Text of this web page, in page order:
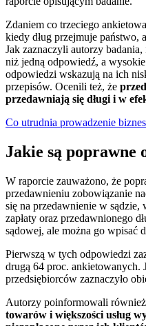
Zdaniem co trzeciego
kiedy dług przejmuje państwo,
Jak zaznaczyli autorzy
niż jedną odpowiedź, a
odpowiedzi wskazują na ich
przepisów. Ocenili też, że
przedawniają się długi i w
Co utrudnia prowadzenie
Jakie są poprawne
W raporcie zauważono, że
przedawnieniu zobowiązanie
się na przedawnienie w
zapłaty oraz przedawnionego
sądowej, ale można go wpisać
Pierwszą w tych odpowiedzi
drugą 64 proc. ankietowanych.
przedsiębiorców zaznaczyło
Autorzy poinformowali
towarów i większości usług